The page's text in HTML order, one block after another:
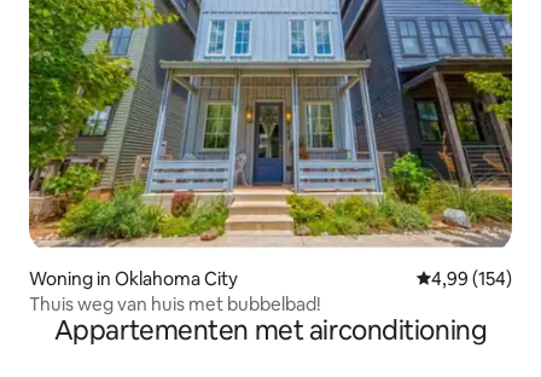
Woning in Oklahoma City Gemiddelde
4,99 (154)
Thuis weg van huis met bubbelbad!
Appartementen met airconditioning